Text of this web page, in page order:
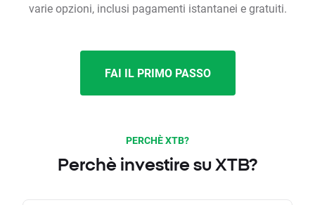
varie opzioni, inclusi pagamenti istantanei e gratuiti.
FAI IL PRIMO PASSO
PERCHÈ XTB?
Perchè investire su XTB?